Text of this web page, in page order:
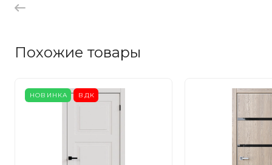
Похожие товары
НОВИНКА ВДК